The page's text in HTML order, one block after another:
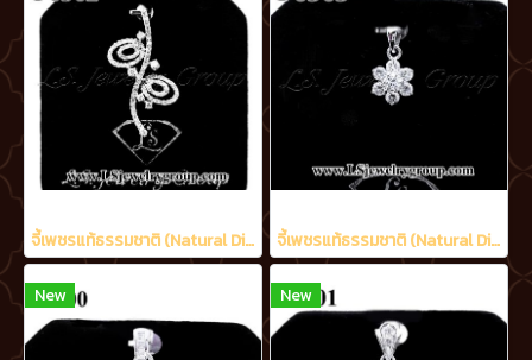
จี้เพชรแท้ธรรมชาติ (Natural Diamonds) 1.70 Ct. จี้เพชรแท้ธรรมชาติ (Natural Diamonds) 0.95 Ct.
New New